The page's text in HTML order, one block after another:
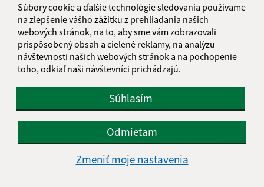
Súbory cookie a ďalšie technológie sledovania používame
na zlepšenie vášho zážitku z prehliadania našich
webových stránok, na to, aby sme vám zobrazovali
prispôsobený obsah a cielené reklamy, na analýzu
návštevnosti našich webových stránok a na pochopenie
toho, odkiaľ naši návštevníci prichádzajú.
Súhlasím
Odmietam
Zmeniť moje nastavenia